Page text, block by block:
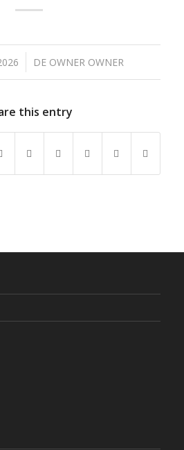
DE OWNER OWNER
this entry